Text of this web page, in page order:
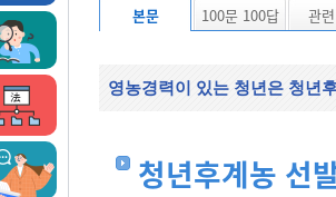
본문 100문 100답 관
영농경력이 있는 청년은 청년
청년후계농 선